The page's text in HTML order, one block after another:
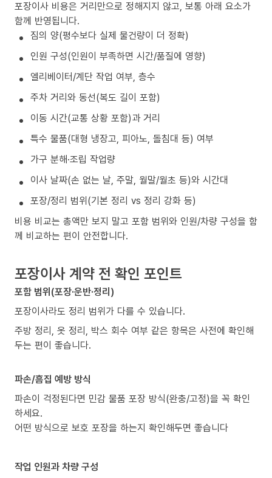
포장이사 비용은 거리만으로 정해지지 않고, 보통 아래 요소가
함께 반영됩니다.
짐의 양(평수보다 실제 물건량이 더 정확)
인원 구성(인원이 부족하면 시간/품질에 영향)
엘리베이터/계단 작업 여부, 층수
주차 거리와 동선(복도 길이 포함)
이동 시간(교통 상황 포함)과 거리
특수 물품(대형 냉장고, 피아노, 돌침대 등) 여부
가구 분해·조립 작업량
이사 날짜(손 없는 날, 주말, 월말/월초 등)와 시간대
포장/정리 범위(기본 정리 vs 정리 강화 등)
비용 비교는 총액만 보지 말고 포함 범위와 인원/차량 구성을 함
께 비교하는 편이 안전합니다.
포장이사 계약 전 확인 포인트
포함 범위(포장·운반·정리)
포장이사라도 정리 범위가 다를 수 있습니다.
주방 정리, 옷 정리, 박스 회수 여부 같은 항목은 사전에 확인해
두는 편이 좋습니다.
파손/흠집 예방 방식
파손이 걱정된다면 민감 물품 포장 방식(완충/고정)을 꼭 확인
하세요.
어떤 방식으로 보호 포장을 하는지 확인해두면 좋습니다
작업 인원과 차량 구성